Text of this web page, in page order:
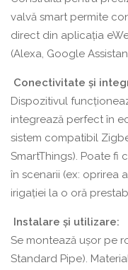
prin
Zigbee
valvă smart permite
direct din aplicația
(Alexa, Google
Conectivitate și
Dispozitivul
integrează perfect în
sistem compatibil
SmartThings). Poate fi
în scenarii (ex: oprirea
irigației la o oră
Instalare și utilizare:
Se montează ușor pe
Standard Pipe).